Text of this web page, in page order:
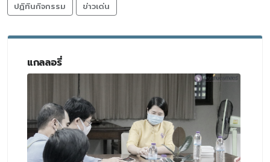
ปฏิทินกิจกรรม
ข่าวเด่น
แกลลอรี่